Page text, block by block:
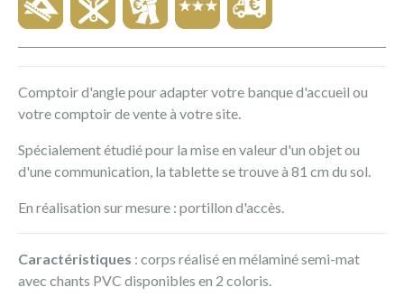
Comptoir d'angle pour adapter votre banque d'accueil ou
votre comptoir de vente à votre site.
Spécialement étudié pour la mise en valeur d'un objet ou
d'une communication, la tablette se trouve à 81 cm du sol.
En réalisation sur mesure : portillon d'accès.
Caractéristiques : corps réalisé en mélaminé semi-mat
avec chants PVC disponibles en 2 coloris.